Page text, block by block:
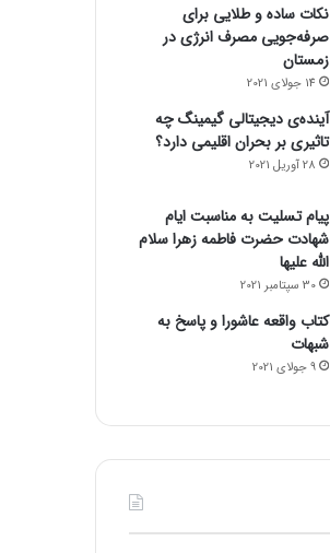
نکات ساده و طلایی برای
صرفه‌جویی مصرف انرژی در
زمستان
14 جولای 2021
آینده‌ی دیجیتالی گیمینگ چه
تاثیری بر بحران اقلیمی دارد؟
28 آوریل 2021
پیام تسلیت به مناسبت ایام
شهادت حضرت فاطمه زهرا سلام
الله علیها
30 سپتامبر 2021
کتاب واقعه عاشورا و پاسخ به
شبهات
9 جولای 2021